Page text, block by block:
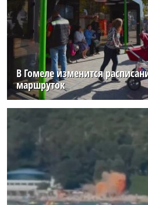
В Гомеле изменится
маршруток